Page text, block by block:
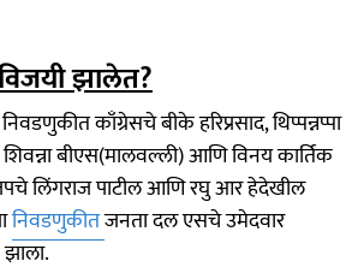
झालेत?
काँग्रेसचे बीके हरिप्रसाद, थिप्पन्नप्पा
बीएस(मालवल्ली) आणि विनय कार्तिक
लिंगराज पाटील आणि रघु आर हेदेखील
निवडणुकीतजनता दल एसचे उमेदवार